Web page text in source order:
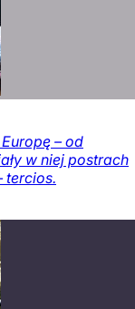
– od
w niej postrach
tercios.